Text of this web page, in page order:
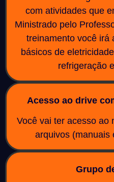
com atividades que
Ministrado pelo
treinamento você irá
básicos de
refrigeração
Acesso ao drive
Você vai ter acesso ao
arquivos (manuais
Grupo